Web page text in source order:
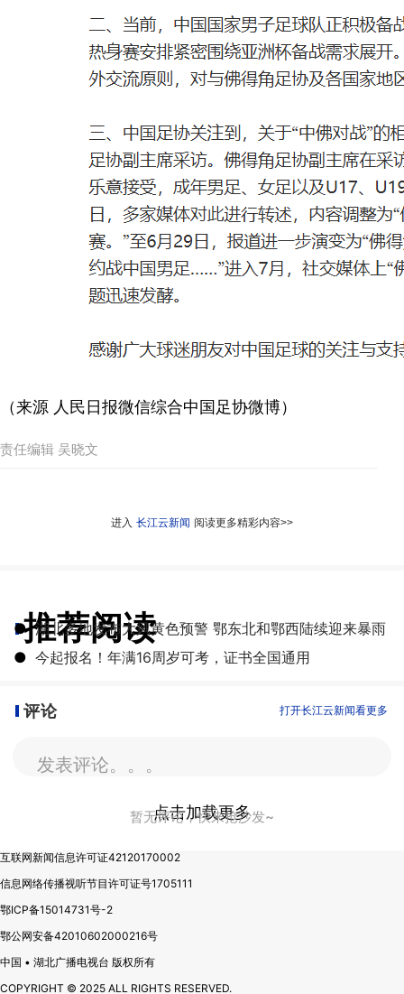
（来源 人民日报微信综合中国足协微博）
责任编辑 吴晓文
进入 长江云新闻 阅读更多精彩内容>>
推荐阅读
● 湖北多地发布大风黄色预警 鄂东北和鄂西陆续迎来暴雨
● 今起报名！年满16周岁可考，证书全国通用
评论 打开长江云新闻看更多
发表评论。。。
暂无评论，快来抢沙发~
点击加载更多
互联网新闻信息许可证42120170002
信息网络传播视听节目许可证号1705111
鄂ICP备15014731号-2
鄂公网安备42010602000216号
中国 • 湖北广播电视台 版权所有
COPYRIGHT © 2025 ALL RIGHTS RESERVED.